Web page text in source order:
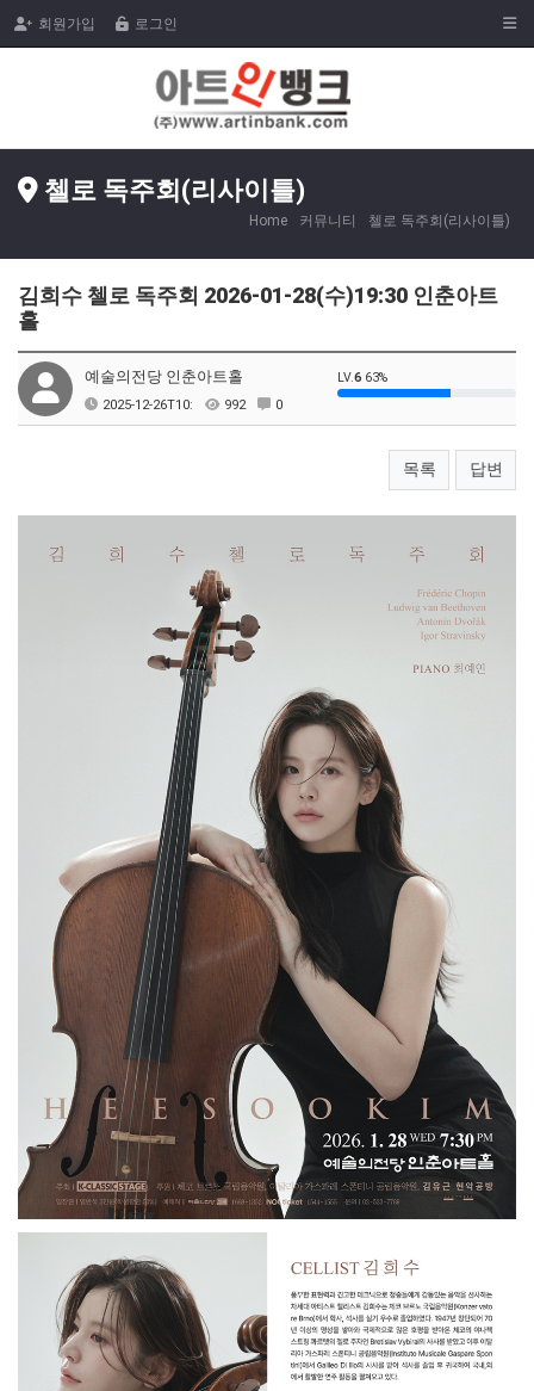
회원가입 로그인
첼로 독주회(리사이틀)
Home 커뮤니티 첼로 독주회(리사이틀)
김희수 첼로 독주회 2026-01-28(수)19:30 인춘아트
홀
예술의전당 인춘아트홀
2025-12-26T10: 992 0
LV.6 63%
목록 답변